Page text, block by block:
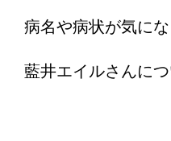
病名や病状が気にな
藍井エイルさんに